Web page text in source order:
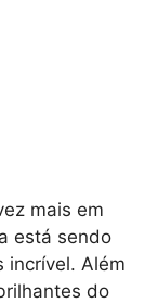
mais em
está sendo
incrível. Além
do